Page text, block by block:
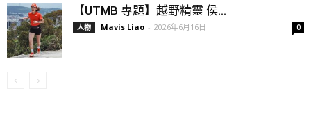
【UTMB 專題】越野精靈 侯...
人物 Mavis Liao - 2026年6月16日 0